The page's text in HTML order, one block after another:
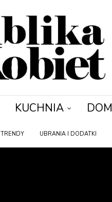
KUCHNIA DOM
TRENDY UBRANIA I DODATKI